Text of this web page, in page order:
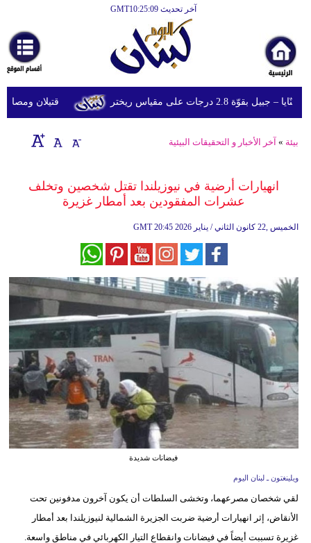
آخر تحديث GMT10:25:09
أخبارعاجلة
رياضة
ثقافة
إقتصاد
وموسيقى
سياحة
وسفر
ديكور
أخبار
إعلام
تعليم
أزياء
إسلامية
قتيلان ومصابون جراء 14 غارة إسرائيلية على شرق 2.8 درجات على مقياس ريختر
بيئة » آخر الأخبار و التحقيقات البيئية
انهيارات أرضية في نيوزيلندا تقتل شخصين وتخلف
عشرات المفقودين بعد أمطار غزيرة
GMT 20:45 2026 الخميس ,22 كانون الثاني / يناير
فيضانات شديدة
ويلينغتون ـ لبنان اليوم
لقي شخصان مصرعهما، وتخشى السلطات أن يكون آخرون مدفونين تحت
الأنقاض، إثر انهيارات أرضية ضربت الجزيرة الشمالية لنيوزيلندا بعد أمطار
غزيرة تسببت أيضاً في فيضانات وانقطاع التيار الكهربائي في مناطق واسعة.